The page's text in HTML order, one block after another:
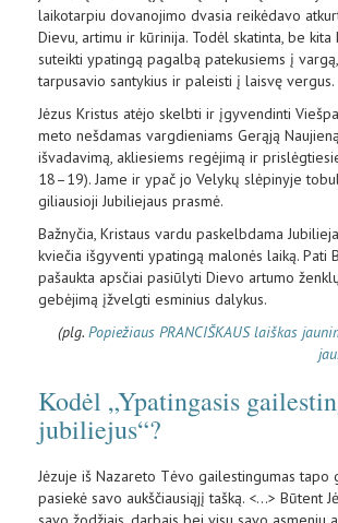
laikotarpiu dovanojimo dvasia reikėdavo
Dievu, artimu ir kūrinija. Todėl skatinta, be
suteikti ypatingą pagalbą patekusiems į
tarpusavio santykius ir paleisti į laisvę vergus.
Jėzus Kristus atėjo skelbti ir įgyvendinti
meto nešdamas vargdieniams Gerąją
išvadavimą, akliesiems regėjimą ir
18–19). Jame ir ypač jo Velykų slėpinyje
giliausioji Jubiliejaus prasmė.
Bažnyčia, Kristaus vardu paskelbdama
kviečia išgyventi ypatingą malonės laiką. Pati
pašaukta apsčiai pasiūlyti Dievo artumo
gebėjimą įžvelgti esminius dalykus.
(plg. Popiežiaus PRANCIŠKAUS laiškas
Kodėl „Ypatingasis
jubiliejus“?
Jėzuje iš Nazareto Tėvo gailestingumas tapo
pasiekė savo aukščiausiąjį tašką. <...> Būtent